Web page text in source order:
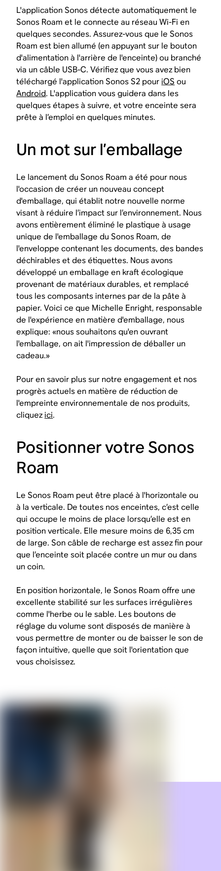
L'application Sonos détecte automatiquement le
Sonos Roam et le connecte au réseau Wi-Fi en
quelques secondes. Assurez-vous que le Sonos
Roam est bien allumé (en appuyant sur le bouton
d'alimentation à l'arrière de l'enceinte) ou branché
via un câble USB-C. Vérifiez que vous avez bien
téléchargé l'application Sonos S2 pouriOS ou
Android. L'application vous guidera dans les
quelques étapes à suivre, et votre enceinte sera
prête à l’emploi en quelques minutes.
Un mot sur l’emballage
Le lancement du Sonos Roam a été pour nous
l'occasion de créer un nouveau concept
d'emballage, qui établit notre nouvelle norme
visant à réduire l’impact sur l’environnement. Nous
avons entièrement éliminé le plastique à usage
unique de l'emballage du Sonos Roam, de
l'enveloppe contenant les documents, des bandes
déchirables et des étiquettes. Nous avons
développé un emballage en kraft écologique
provenant de matériaux durables, et remplacé
tous les composants internes par de la pâte à
papier. Voici ce que Michelle Enright, responsable
de l'expérience en matière d'emballage, nous
explique: «nous souhaitons qu'en ouvrant
l'emballage, on ait l'impression de déballer un
cadeau.»
Pour en savoir plus sur notre engagement et nos
progrès actuels en matière de réduction de
l'empreinte environnementale de nos produits,
cliquezici.
Positionner votre Sonos
Roam
Le Sonos Roam peut être placé à l'horizontale ou
à la verticale. De toutes nos enceintes, c’est celle
qui occupe le moins de place lorsqu’elle est en
position verticale. Elle mesure moins de 6,35 cm
de large. Son câble de recharge est assez fin pour
que l’enceinte soit placée contre un mur ou dans
un coin.
En position horizontale, le Sonos Roam offre une
excellente stabilité sur les surfaces irrégulières
comme l'herbe ou le sable. Les boutons de
réglage du volume sont disposés de manière à
vous permettre de monter ou de baisser le son de
façon intuitive, quelle que soit l'orientation que
vous choisissez.